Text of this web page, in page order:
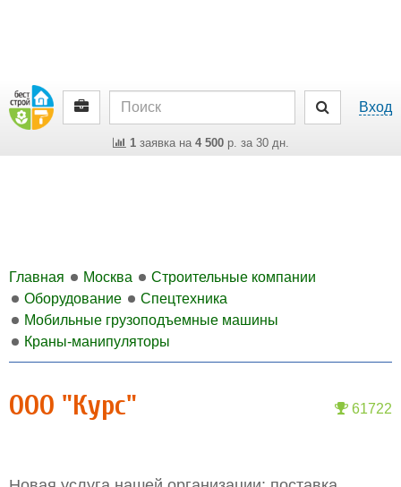
Вход
1заявка на 4 500р. за 30 дн.
Главная Москва
Строительные компании
Оборудование
Спецтехника
Мобильные грузоподъемные машины
Краны-манипуляторы
61722
ООО "Курс"